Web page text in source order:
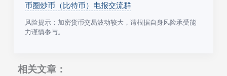
币圈炒币（比特币）电报交流群
风险提示：加密货币交易波动较大，请根据自身风险承受能
力谨慎参与。
相关文章：